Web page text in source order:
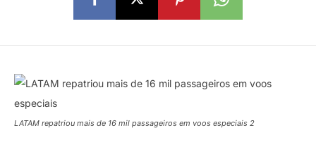
LATAM repatriou mais de 16 mil passageiros em voos especiais 2